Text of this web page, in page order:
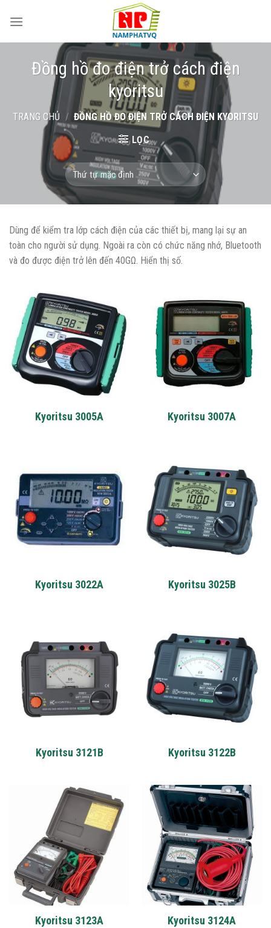
Đồng hồ đo điện trở cách điện
kyoritsu
TRANG CHỦ / ĐỒNG HỒ ĐO ĐIỆN TRỞ CÁCH ĐIỆN KYORITSU
LỌC
Dùng để kiểm tra lớp cách điện của các thiết bị, mang lại sự an
toàn cho người sử dụng. Ngoài ra còn có chức năng nhớ, Bluetooth
và đo được điện trở lên đến 40GΩ. Hiển thị số.
Kyoritsu 3005A Kyoritsu 3007A
Kyoritsu 3022A Kyoritsu 3025B
Kyoritsu 3121B Kyoritsu 3122B
Kyoritsu 3123A Kyoritsu 3124A